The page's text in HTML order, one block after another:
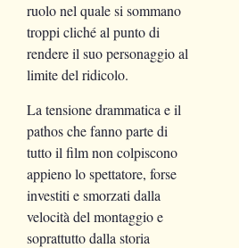
ruolo nel quale si sommano
troppi cliché al punto di
rendere il suo personaggio al
limite del ridicolo.
La tensione drammatica e il
pathos che fanno parte di
tutto il film non colpiscono
appieno lo spettatore, forse
investiti e smorzati dalla
velocità del montaggio e
soprattutto dalla storia